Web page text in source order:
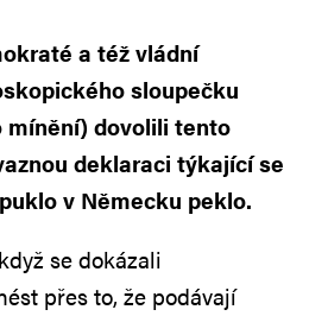
a též vládní
sloupečku
mínění) dovolili tento
deklaraci týkající se
v Německu peklo.
se dokázali
přes to, že podávají